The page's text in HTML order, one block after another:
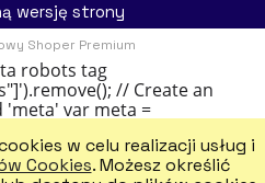
w celu realizacji usług i
Cookies. Możesz określić
wersję strony
Shoper Premium
robots tag
// Create an
'meta' var meta =
meta.name = 'robots';
the meta element, with the